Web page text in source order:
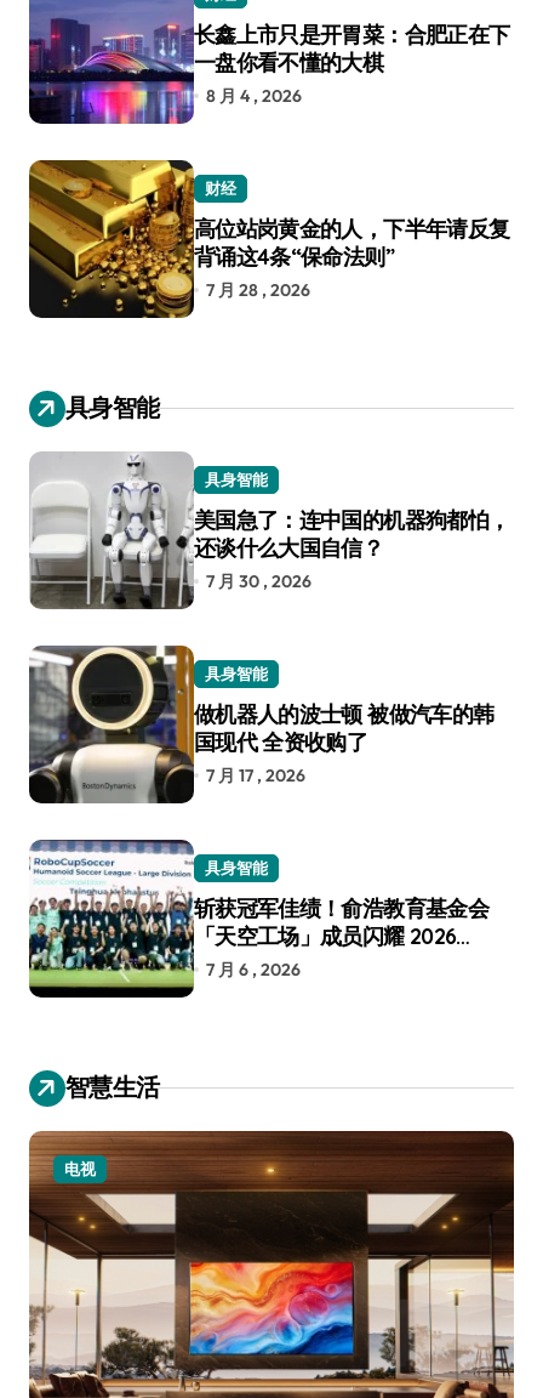
长鑫上市只是开胃菜：合肥正在下
一盘你看不懂的大棋
8 月 4 , 2026
财经
高位站岗黄金的人，下半年请反复
背诵这4条“保命法则”
7 月 28 , 2026
具身智能
具身智能
美国急了：连中国的机器狗都怕，
还谈什么大国自信？
7 月 30 , 2026
具身智能
做机器人的波士顿 被做汽车的韩
国现代 全资收购了
7 月 17 , 2026
具身智能
斩获冠军佳绩！俞浩教育基金会
「天空工场」成员闪耀 2026
RoboCup 机器人世界杯
7 月 6 , 2026
智慧生活
电视